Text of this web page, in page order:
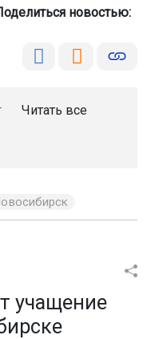
новостью:
Читать все
учащение